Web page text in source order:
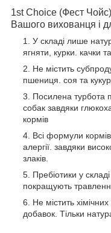
1st Choice (Фест
Вашого вихованця і
У складі лише
ягняти, курки. качки
Не містить
пшениця. соя та
Посилена турбота
собак завдяки
кормів
Всі формули
алергії. завдяки
злаків.
Пребіотики у
покращують
Не містить
добавок. Тільки